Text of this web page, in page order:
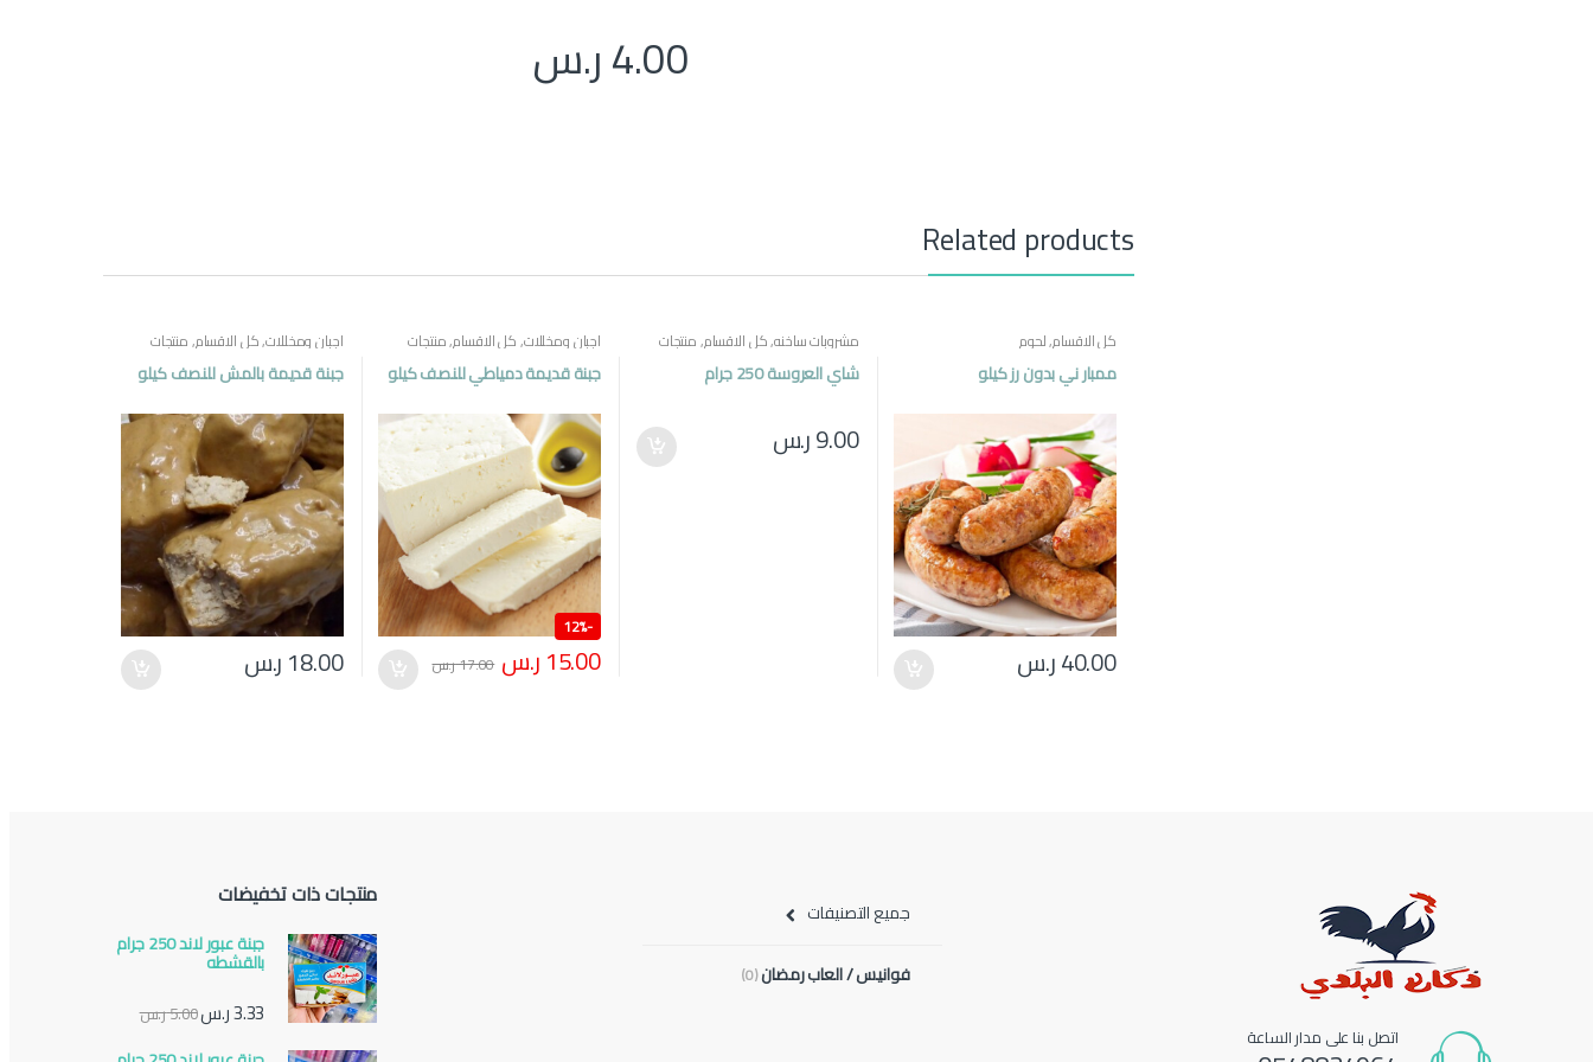
4.00ر.س
Related products
كل الاقسام,لحوم
ممبار ني بدون رز كيلو
40.00ر.س
مشروبات ساخنه,كل الاقسام,منتجات
مصرية
شاي العروسة 250 جرام
9.00ر.س
اجبان ومخللات,كل الاقسام,منتجات
مصرية
جبنة قديمة دمياطي للنصف كيلو
-
12%
15.00ر.س 17.00ر.س
اجبان ومخللات,كل الاقسام,منتجات
مصرية
جبنة قديمة بالمش للنصف كيلو
18.00ر.س
اتصل بنا على مدار الساعة
جميع التصنيفات
فوانيس / العاب رمضان(0)
منتجات ذات تخفيضات
جبنة عبور لاند 250 جرام
بالقشطه
3.33ر.س5.00ر.س